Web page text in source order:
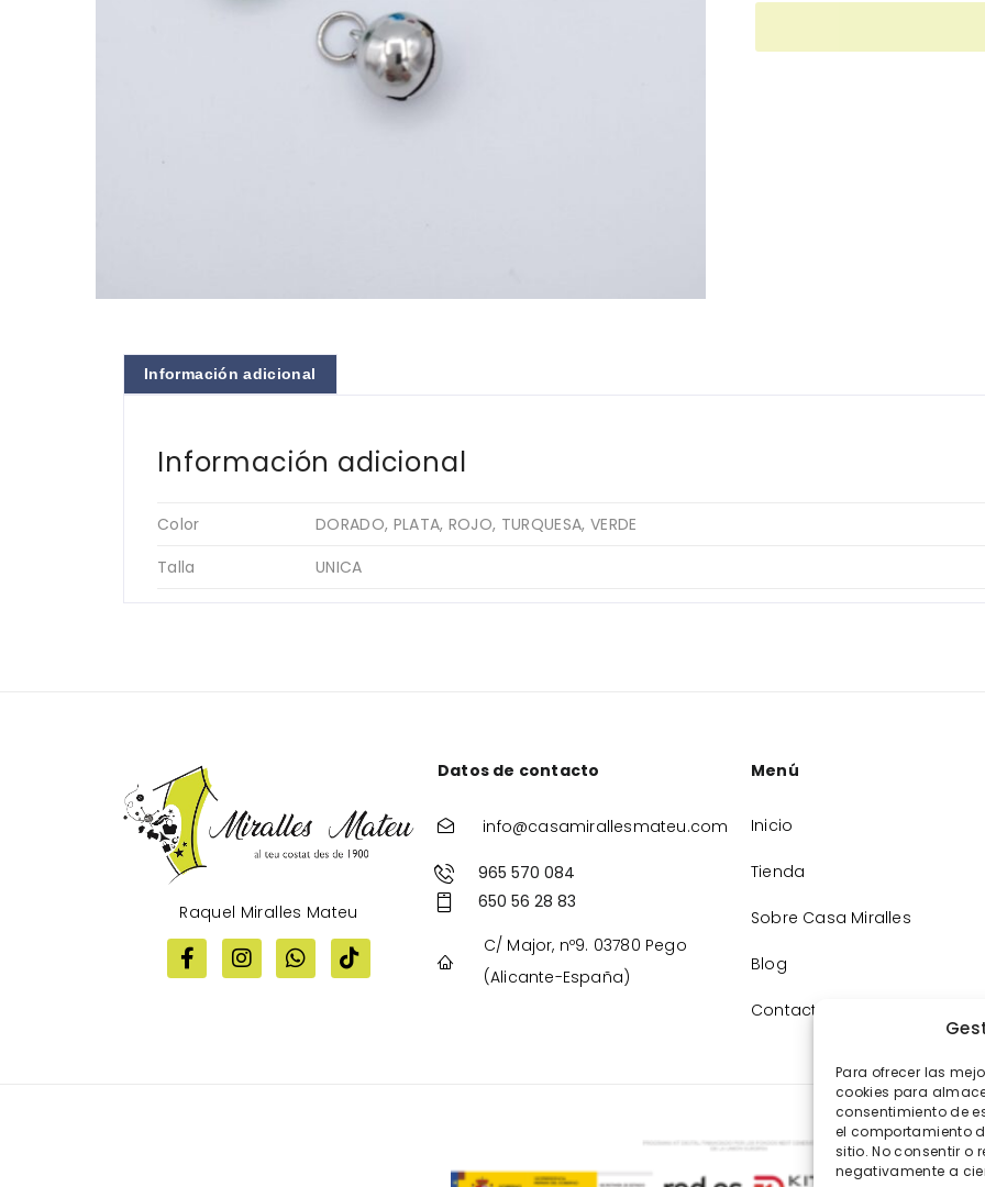
Para ofrecer las
cookies para
consentimiento de
el comportamiento
sitio. No consentir o
negativamente a
Información adicional
Información adicional
Color
DORADO, PLATA, ROJO, TURQUESA, VERDE
Talla
UNICA
Raquel Miralles Mateu
Datos de contacto
info@casamirallesmateu.com
965 570 084
650 56 28 83
C/ Major, nº9. 03780 Pego
(Alicante-España)
Menú
Inicio
Tienda
Sobre Casa Miralles
Blog
Contacto